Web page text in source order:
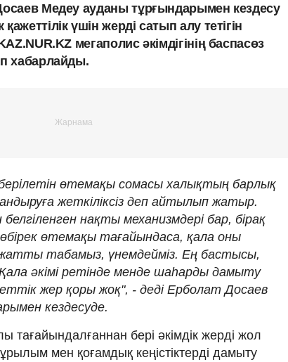
Медеу ауданы тұрғындарымен кездесу
үшін жерді сатып алу тетігін
мегаполис әкімдігінің баспасөз
хабарлайды.
өтемақы сомасы халықтың барлық
жеткіліксіз деп айтылып жатыр.
нақты механизмдері бар, бірақ
өтемақы тағайындаса, қала оны
табамыз, үнемдейміз. Ең бастысы,
әкімі ретінде менде шаһарды дамыту
жер қоры жоқ", - деді Ерболат Досаев
кездесуде.
бері әкімдік жерді жол
мен қоғамдық кеңістіктерді дамыту